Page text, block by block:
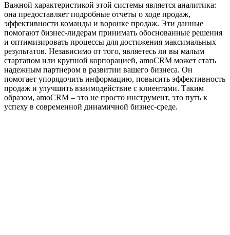
Важной характеристикой этой системы является аналитика:
она предоставляет подробные отчеты о ходе продаж,
эффективности команды и воронке продаж. Эти данные
помогают бизнес-лидерам принимать обоснованные решения
и оптимизировать процессы для достижения максимальных
результатов. Независимо от того, являетесь ли вы малым
стартапом или крупной корпорацией, amoCRM может стать
надежным партнером в развитии вашего бизнеса. Он
помогает упорядочить информацию, повысить эффективность
продаж и улучшить взаимодействие с клиентами. Таким
образом, amoCRM – это не просто инструмент, это путь к
успеху в современной динамичной бизнес-среде.